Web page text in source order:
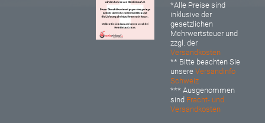
*Alle Preise sind
inklusive der
gesetzlichen
Mehrwertsteuer und
zzgl. der
Versandkosten
** Bitte beachten Sie
unsereVersandinfo
Schweiz
*** Ausgenommen
sind Fracht- und
Versandkosten